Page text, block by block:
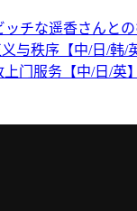
ッチな遥香さんと
与秩序【中/日/韩/
上门服务【中/日/英】